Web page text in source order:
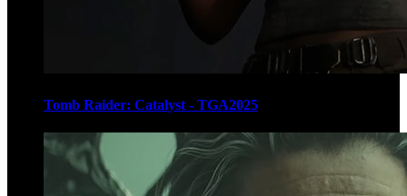
Tomb Raider: Catalyst - TGA2025